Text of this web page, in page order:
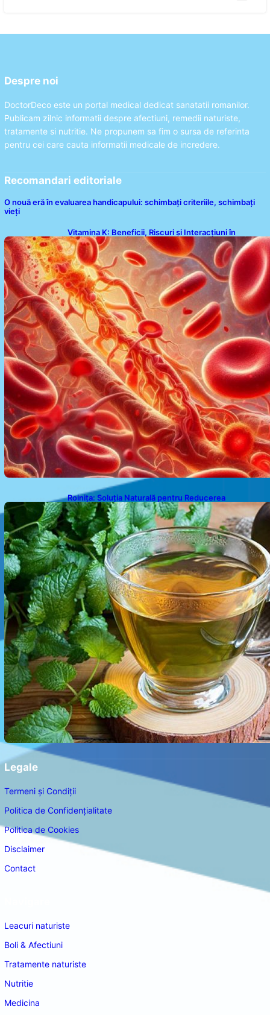
Despre noi
DoctorDeco este un portal medical dedicat sanatatii romanilor.
Publicam zilnic informatii despre afectiuni, remedii naturiste,
tratamente si nutritie. Ne propunem sa fim o sursa de referinta
pentru cei care cauta informatii medicale de incredere.
Recomandari editoriale
O nouă eră în evaluarea handicapului: schimbați criteriile, schimbați
vieți
Vitamina K: Beneficii, Riscuri și Interacțiuni în
Coagularea Sângelui
Roinița: Soluția Naturală pentru Reducerea
Cortizolului și Îmbunătățirea Somnului
Legale
Termeni și Condiții
Politica de Confidențialitate
Politica de Cookies
Disclaimer
Contact
Leacuri naturiste
Boli & Afectiuni
Tratamente naturiste
Nutritie
Medicina